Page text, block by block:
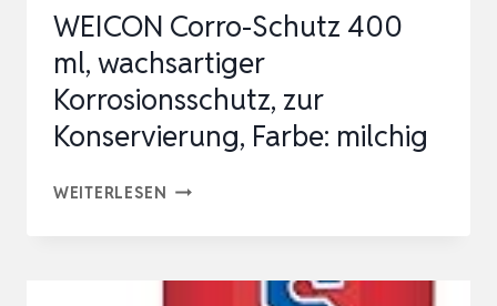
ROST
&
FEUCHT…
WEICON Corro-Schutz 400
ml, wachsartiger
Korrosionsschutz, zur
Konservierung, Farbe: milchig
WEITERLESEN WEICON